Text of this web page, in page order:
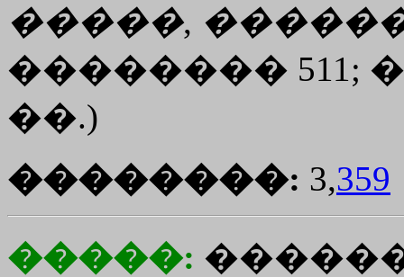
�����,
�������� 511;
��.)
��������: 3,359
�����: